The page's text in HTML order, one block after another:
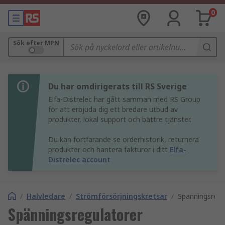
0
Sök efter MPN
Du har omdirigerats till RS Sverige
Elfa-Distrelec har gått samman med RS Group
för att erbjuda dig ett bredare utbud av
produkter, lokal support och bättre tjänster.
Du kan fortfarande se orderhistorik, returnera
produkter och hantera fakturor i ditt Elfa-
Distrelec account
/ Halvledare / Strömförsörjningskretsar /
Spänningsregulatorer